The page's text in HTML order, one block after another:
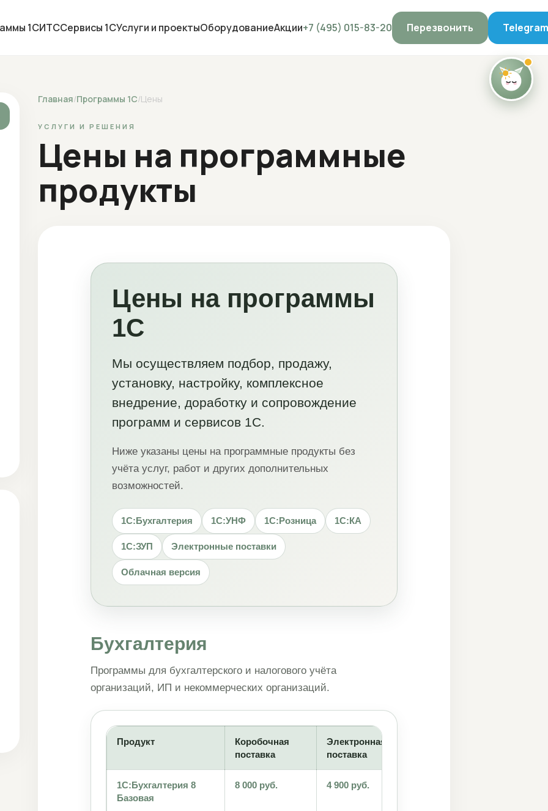
1СИТССервисы 1СУслуги и проектыОборудованиеАкции+7 (495) 015-83-20 Перезвонить Telegram
Главная/Программы 1С/Цены
УСЛУГИ И РЕШЕНИЯ
Цены на программные
продукты
Цены на программы
1С
Мы осуществляем подбор, продажу,
установку, настройку, комплексное
внедрение, доработку и сопровождение
программ и сервисов 1С.
Ниже указаны цены на программные продукты без
учёта услуг, работ и других дополнительных
возможностей.
1С:Бухгалтерия 1С:УНФ 1С:Розница 1С:КА
1С:ЗУП Электронные поставки
Облачная версия
Бухгалтерия
Программы для бухгалтерского и налогового учёта
организаций, ИП и некоммерческих организаций.
Продукт
Коробочная
поставка
Электронная
поставка
1С:Бухгалтерия 8
Базовая
8 000 руб. 4 900 руб.